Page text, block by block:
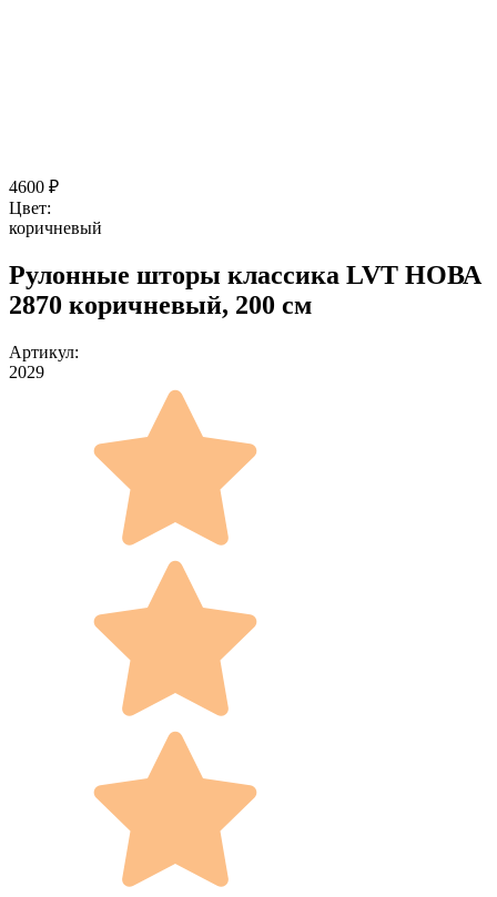
4600 ₽
Цвет:
коричневый
Рулонные шторы классика LVT НОВА
2870 коричневый, 200 см
Артикул:
2029